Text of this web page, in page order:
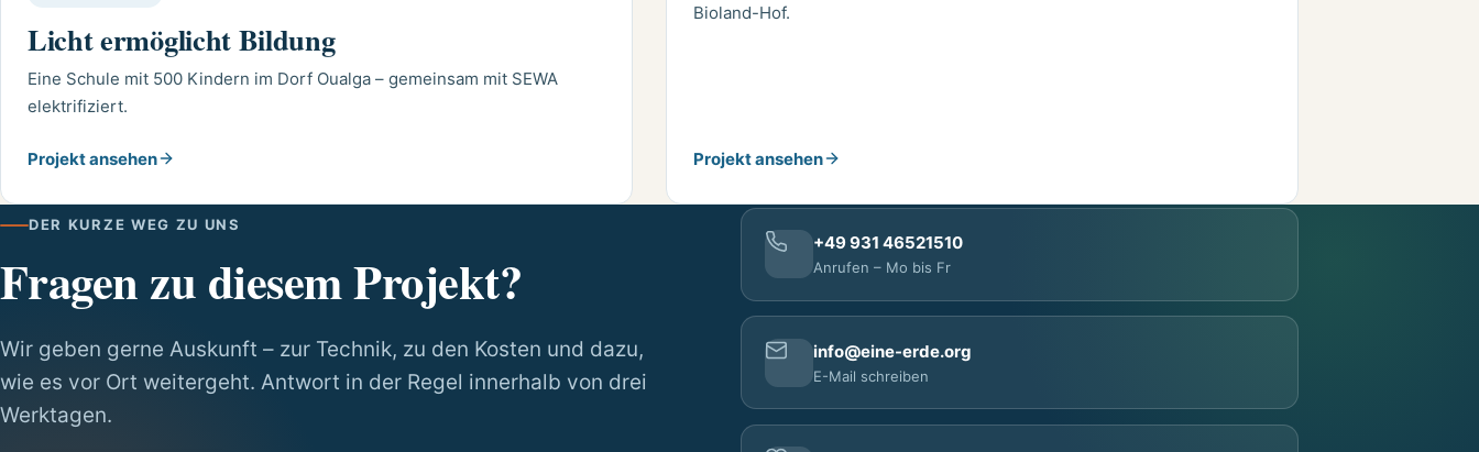
Licht ermöglicht Bildung
Eine Schule mit 500 Kindern im Dorf Oualga – gemeinsam mit SEWA
elektrifiziert.
Projekt ansehen
Bioland-Hof.
Projekt ansehen
DER KURZE WEG ZU UNS
Fragen zu diesem Projekt?
Wir geben gerne Auskunft – zur Technik, zu den Kosten und dazu,
wie es vor Ort weitergeht. Antwort in der Regel innerhalb von drei
Werktagen.
+49 931 46521510
Anrufen – Mo bis Fr
info@eine-erde.org
E-Mail schreiben